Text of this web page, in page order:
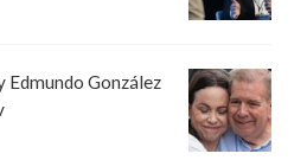
Edmundo González